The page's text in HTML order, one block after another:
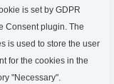
is set by GDPR
Consent plugin. The
is used to store the user
for the cookies in the
"Necessary".